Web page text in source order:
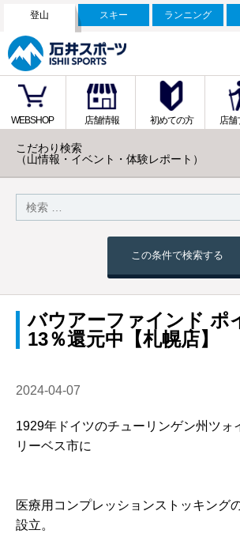
登山 スキー ランニング
WEBSHOP 店舗情報 初めての方 店舗
こだわり検索
（山情報・イベント・体験レポート）
この条件で検索する
バウアーファインド ポ
13％還元中【札幌店】
2024-04-07
1929年ドイツのチューリンゲン州ツォ
リーベス市に
医療用コンプレッションストッキング
設立。